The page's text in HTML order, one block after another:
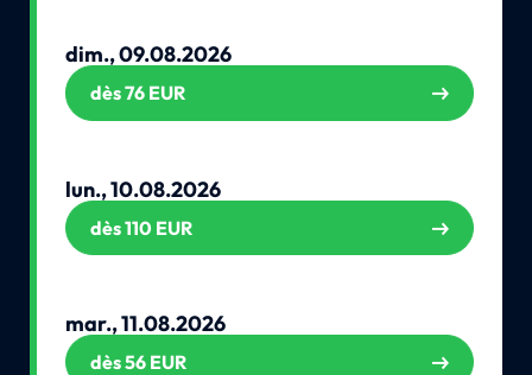
dim., 09.08.2026
dès 76 EUR
lun., 10.08.2026
dès 110 EUR
mar., 11.08.2026
dès 56 EUR